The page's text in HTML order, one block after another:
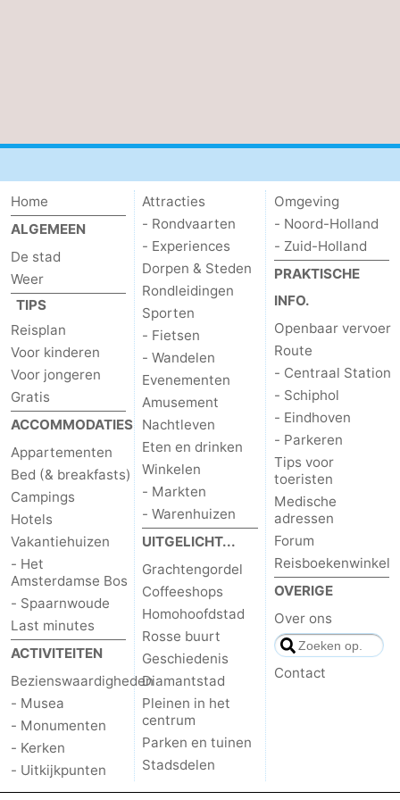
Home
ALGEMEEN
De stad
Weer
TIPS
Reisplan
Voor kinderen
Voor jongeren
Gratis
ACCOMMODATIES
Appartementen
Bed (& breakfasts)
Campings
Hotels
Vakantiehuizen
- Het
Amsterdamse Bos
- Spaarnwoude
Last minutes
ACTIVITEITEN
Bezienswaardigheden
- Musea
- Monumenten
- Kerken
- Uitkijkpunten
Attracties
- Rondvaarten
- Experiences
Dorpen & Steden
Rondleidingen
Sporten
- Fietsen
- Wandelen
Evenementen
Amusement
Nachtleven
Eten en drinken
Winkelen
- Markten
- Warenhuizen
UITGELICHT...
Grachtengordel
Coffeeshops
Homohoofdstad
Rosse buurt
Geschiedenis
Diamantstad
Pleinen in het
centrum
Parken en tuinen
Stadsdelen
Omgeving
- Noord-Holland
- Zuid-Holland
PRAKTISCHE
INFO.
Openbaar vervoer
Route
- Centraal Station
- Schiphol
- Eindhoven
- Parkeren
Tips voor
toeristen
Medische
adressen
Forum
Reisboekenwinkel
OVERIGE
Over ons
Contact